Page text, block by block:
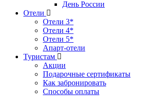
День России
Отели
Отели 3*
Отели 4*
Отели 5*
Апарт-отели
Туристам
Акции
Подарочные сертификаты
Как забронировать
Способы оплаты